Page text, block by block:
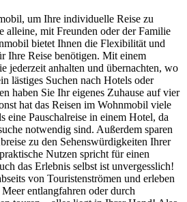
um Ihre individuelle Reise zu
alleine, mit Freunden oder der Familie
bietet Ihnen die Flexibilität und
Ihre Reise benötigen. Mit einem
jederzeit anhalten und übernachten, wo
lästiges Suchen nach Hotels oder
haben Sie Ihr eigenes Zuhause auf vier
hat das Reisen im Wohnmobil viele
eine Pauschalreise in einem Hotel, da
notwendig sind. Außerdem sparen
zu den Sehenswürdigkeiten Ihrer
Nutzen spricht für einen
das Erlebnis selbst ist unvergesslich!
von Touristenströmen und erleben
entlangfahren oder durch